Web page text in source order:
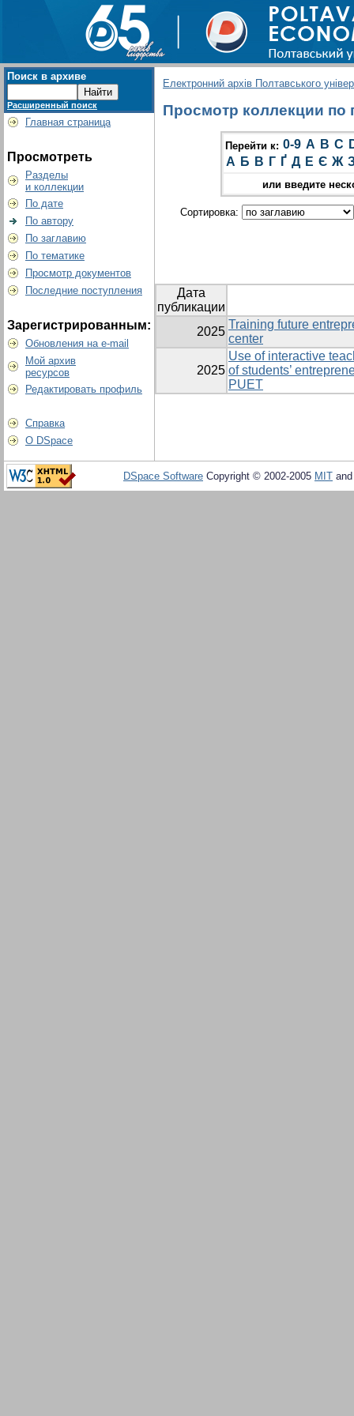
Поиск в архиве
Расширенный поиск
Главная страница
Просмотреть
Разделы
и коллекции
По дате
По автору
По заглавию
По тематике
Просмотр документов
Последние поступления
Зарегистрированным:
Обновления на e-mail
Мой архив
ресурсов
Редактировать профиль
Справка
О DSpace
Електронний архів Полтавського
Просмотр коллекции по
Перейти к: 0-9 A B C
А Б В Г Ґ Д Е Є Ж
или введите
Сортировка:
Дата
публикации
2025
Training future
center
2025
Use of interactive
of students’
PUET
DSpace Software Copyright © 2002-2005 MIT